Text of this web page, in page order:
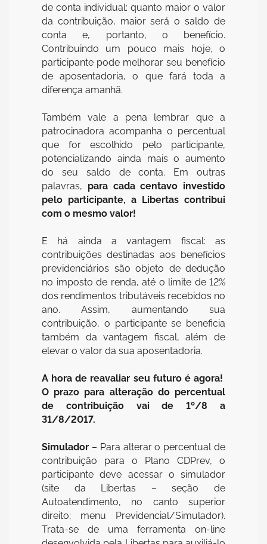
de conta individual: quanto maior o valor
da contribuição, maior será o saldo de
conta e, portanto, o benefício.
Contribuindo um pouco mais hoje, o
participante pode melhorar seu benefício
de aposentadoria, o que fará toda a
diferença amanhã.
Também vale a pena lembrar que a
patrocinadora acompanha o percentual
que for escolhido pelo participante,
potencializando ainda mais o aumento
do seu saldo de conta. Em outras
palavras, para cada centavo investido
pelo participante, a Libertas contribui
com o mesmo valor!
E há ainda a vantagem fiscal: as
contribuições destinadas aos benefícios
previdenciários são objeto de dedução
no imposto de renda, até o limite de 12%
dos rendimentos tributáveis recebidos no
ano. Assim, aumentando sua
contribuição, o participante se beneficia
também da vantagem fiscal, além de
elevar o valor da sua aposentadoria.
A hora de reavaliar seu futuro é agora!
O prazo para alteração do percentual
de contribuição vai de 1º/8 a
31/8/2017.
Simulador – Para alterar o percentual de
contribuição para o Plano CDPrev, o
participante deve acessar o simulador
(site da Libertas – seção de
Autoatendimento, no canto superior
direito; menu Previdencial/Simulador).
Trata-se de uma ferramenta on-line